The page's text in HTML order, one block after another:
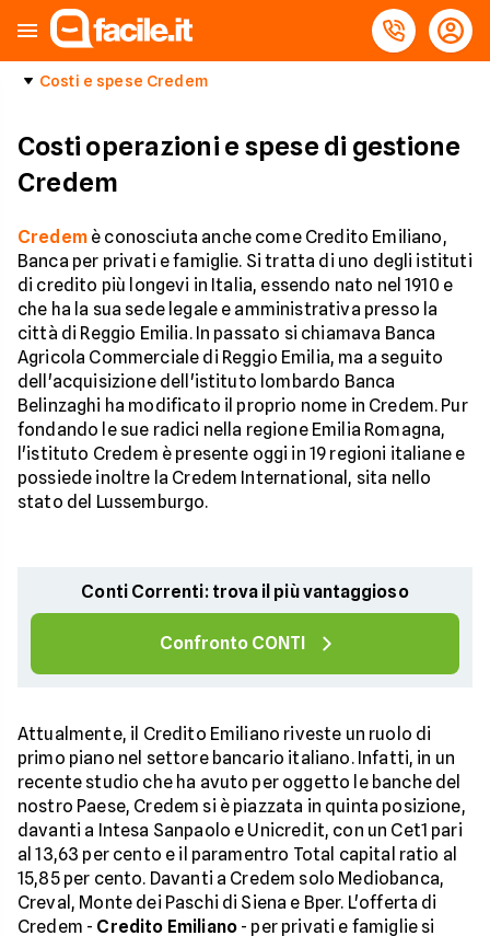
Costi e spese Credem
Costi operazioni e spese di gestione
Credem
Credemè conosciuta anche come Credito Emiliano,
Banca per privati e famiglie. Si tratta di uno degli istituti
di credito più longevi in Italia, essendo nato nel 1910 e
che ha la sua sede legale e amministrativa presso la
città di Reggio Emilia. In passato si chiamava Banca
Agricola Commerciale di Reggio Emilia, ma a seguito
dell'acquisizione dell'istituto lombardo Banca
Belinzaghi ha modificato il proprio nome in Credem. Pur
fondando le sue radici nella regione Emilia Romagna,
l'istituto Credem è presente oggi in 19 regioni italiane e
possiede inoltre la Credem International, sita nello
stato del Lussemburgo.
Conti Correnti: trova il più vantaggioso
Confronto CONTI
Attualmente, il Credito Emiliano riveste un ruolo di
primo piano nel settore bancario italiano. Infatti, in un
recente studio che ha avuto per oggetto le banche del
nostro Paese, Credem si è piazzata in quinta posizione,
davanti a Intesa Sanpaolo e Unicredit, con un Cet1 pari
al 13,63 per cento e il paramentro Total capital ratio al
15,85 per cento. Davanti a Credem solo Mediobanca,
Creval, Monte dei Paschi di Siena e Bper. L'offerta di
Credem - Credito Emiliano - per privati e famiglie si